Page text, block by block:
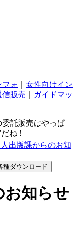
フォ
女性向けイン
信販売
ガイドマッ
委託販売はやっぱ
ね！
出版課からのお知
種ダウンロード
お知らせ